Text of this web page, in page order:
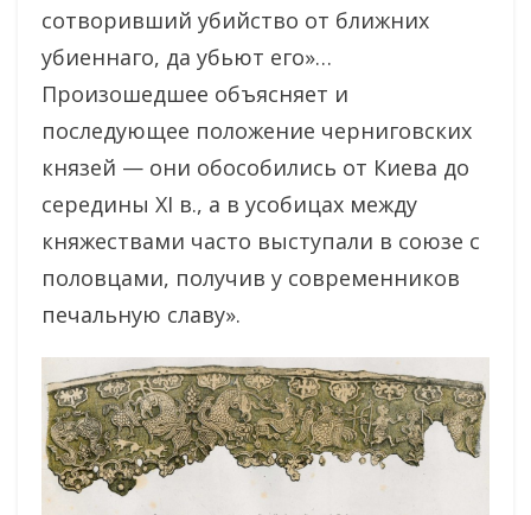
сотворивший убийство от ближних
убиеннаго, да убьют его»…
Произошедшее объясняет и
последующее положение черниговских
князей — они обособились от Киева до
середины XI в., а в усобицах между
княжествами часто выступали в союзе с
половцами, получив у современников
печальную славу».